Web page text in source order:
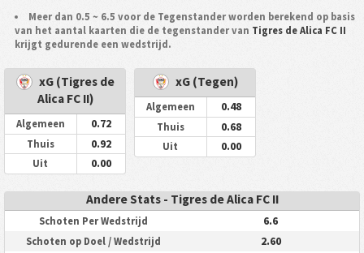
Meer dan 0.5 ~ 6.5 voor de Tegenstander worden berekend op basis
van het aantal kaarten die de tegenstander van Tigres de Alica FC II
krijgt gedurende een wedstrijd.
xG (Tigres de
Alica FC II)
Algemeen 0.72
Thuis 0.92
Uit 0.00
xG (Tegen)
Algemeen 0.48
Thuis 0.68
Uit 0.00
Andere Stats - Tigres de Alica FC II
Schoten Per Wedstrijd 6.6
Schoten op Doel / Wedstrijd 2.60